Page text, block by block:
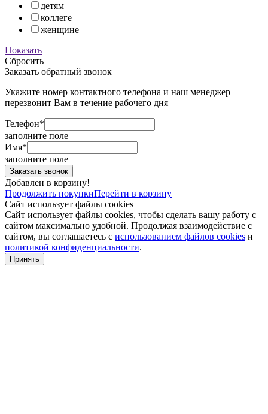
детям
коллеге
женщине
Показать
Сбросить
Заказать обратный звонок
Укажите номер контактного телефона и наш менеджер
перезвонит Вам в течение рабочего дня
Телефон*
заполните поле
Имя*
заполните поле
Добавлен в корзину!
Продолжить покупкиПерейти в корзину
Сайт использует файлы cookies
Сайт использует файлы cookies, чтобы сделать вашу работу с
сайтом максимально удобной. Продолжая взаимодействие с
сайтом, вы соглашаетесь с использованием файлов cookies и
политикой конфиденциальности.
Принять